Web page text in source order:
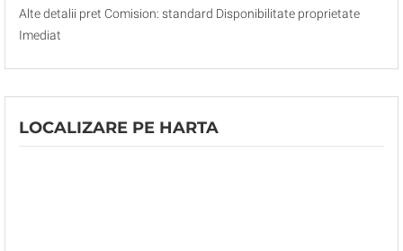
Alte detalii pret Comision: standard Disponibilitate proprietate
Imediat
LOCALIZARE PE HARTA